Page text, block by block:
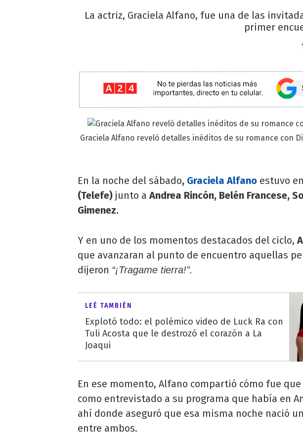
La actriz, Graciela Alfano, fue una de las
primer
Graciela Alfano reveló detalles inéditos de su romance con
En la noche del sábado, Graciela Alfano estuvo en
(Telefe) junto aAndrea Rincón, Belén Francese,
Gimenez.
Y en uno de los momentos destacados del ciclo,
que avanzaran al punto de encuentro aquellas
dijeron “¡Tragame tierra!”.
LEÉ TAMBIÉN
Explotó todo: el polémico video de Luck Ra con
Tuli Acosta que le destrozó el corazón a La
Joaqui
En ese momento, Alfano compartió cómo fue que
como entrevistado a su programa que había en
ahí donde aseguró que esa misma noche nació
entre ambos.